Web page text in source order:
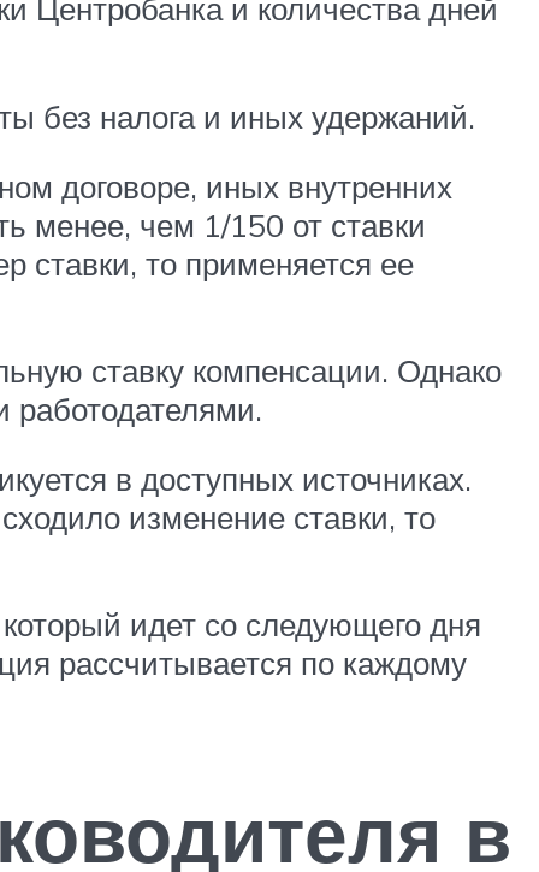
Центробанка и количества дней
без налога и иных удержаний.
договоре, иных внутренних
менее, чем 1/150 от ставки
ставки, то применяется ее
ставку компенсации. Однако
в доступных источниках.
изменение ставки, то
идет со следующего дня
рассчитывается по каждому
в